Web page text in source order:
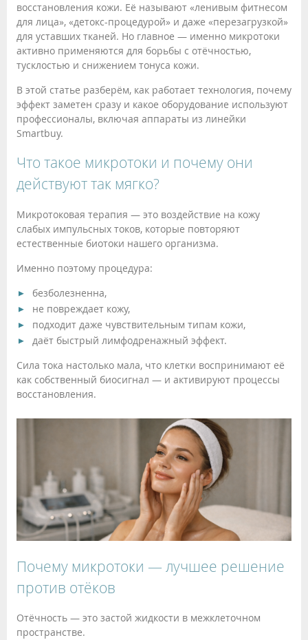
восстановления кожи. Её называют «ленивым фитнесом
для лица», «детокс-процедурой» и даже «перезагрузкой»
для уставших тканей. Но главное — именно микротоки
активно применяются для борьбы с отёчностью,
тусклостью и снижением тонуса кожи.
В этой статье разберём, как работает технология, почему
эффект заметен сразу и какое оборудование используют
профессионалы, включая аппараты из линейки
Smartbuy.
Что такое микротоки и почему они
действуют так мягко?
Микротоковая терапия — это воздействие на кожу
слабых импульсных токов, которые повторяют
естественные биотоки нашего организма.
Именно поэтому процедура:
безболезненна,
не повреждает кожу,
подходит даже чувствительным типам кожи,
даёт быстрый лимфодренажный эффект.
Сила тока настолько мала, что клетки воспринимают её
как собственный биосигнал — и активируют процессы
восстановления.
Почему микротоки — лучшее решение
против отёков
Отёчность — это застой жидкости в межклеточном
пространстве.